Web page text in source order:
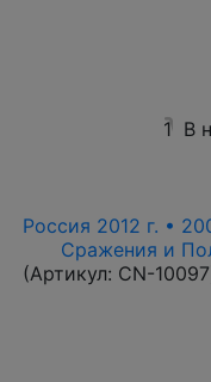
1 В
Россия 2012 г. •
Сражения и
(Артикул: CN-10097